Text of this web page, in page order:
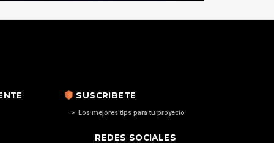
SUSCRIBETE
> Los mejores tips para tu proyecto
REDES SOCIALES